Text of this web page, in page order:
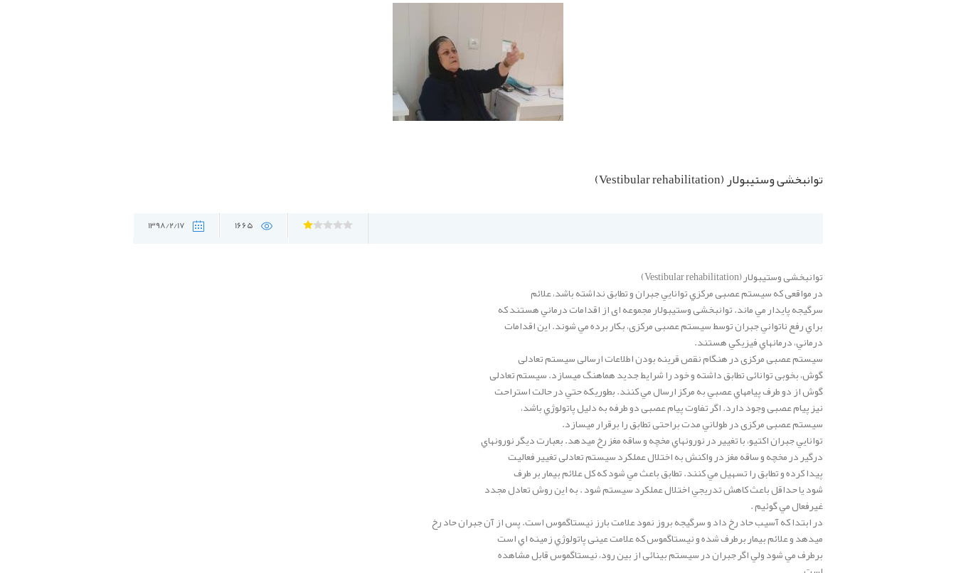
توانبخشی وستیبولار (Vestibular rehabilitation)
1398/2/17 1665
توانبخشی وستیبولار (Vestibular rehabilitation)
در مواقعی که سيستم عصبی مركزي توانايي جبران و تطابق نداشته باشد، علائم
سرگیجه پايدار مي ماند. توانبخشی وستیبولار مجموعه ای از اقدامات درماني هستند كه
براي رفع ناتواني جبران توسط سیستم عصبی مرکزی، بكار برده مي شوند. اين اقدامات
درماني، درمانهاي فيزيكي هستند.
سیستم عصبی مرکزی در هنگام نقص قرینه بودن اطلاعات ارسالی سیستم تعادلی
گوش، بخوبی توانائی تطابق داشته و خود را شرایط جدید هماهنگ میسازد. سیستم تعادلی
گوش از دو طرف پیامهاي عصبي به مرکز ارسال مي كنند. بطوريكه حتي در حالت استراحت
نيز پیام عصبی وجود دارد. اگر تفاوت پیام عصبی دو طرفه به دليل پاتولوژي باشد،
سیستم عصبی مرکزی در طولاني مدت براحتی تطابق را برقرار میسازد.
توانايي جبران اکتیو، با تغيير در نورونهاي مخچه و ساقه مغز رخ ميدهد. بعبارت دیگر نورونهاي
درگير در مخچه و ساقه مغز در واكنش به اختلال عملكرد سیستم تعادلی تغيير فعاليت
پيدا كرده و تطابق را تسهيل مي كنند. تطابق باعث مي شود كه كل علائم بيمار بر طرف
شود يا حداقل باعث كاهش تدريجي اختلال عملكرد سيستم شود . به اين روش تعادل مجدد
غیرفعال مي گوئيم .
در ابتدا كه آسيب حاد رخ داد و سرگیجه بروز نمود علامت بارز نيستاگموس است. پس از آن جبران حاد رخ
ميدهد و علائم بيمار برطرف شده و نيستاگموس كه علامت عینی پاتولوژي زمينه اي است
برطرف مي شود ولي اگر جبران در سیستم بینائی از بین رود، نيستاگموس قابل مشاهده